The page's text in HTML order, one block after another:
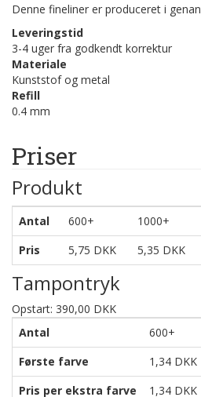
Denne fineliner er produceret i
Leveringstid
3-4 uger fra godkendt korrektur
Materiale
Kunststof og metal
Refill
0.4 mm
Priser
Produkt
Antal 600+ 1000+
Pris
5,75 DKK 5,35 DKK
Tampontryk
Opstart: 390,00 DKK
Antal
600+
Første farve
1,34 DKK
Pris per ekstra farve
1,34 DKK